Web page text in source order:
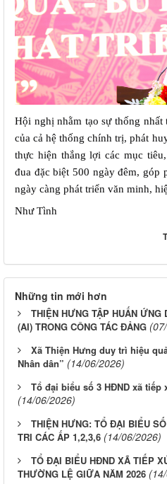
Hội nghị nhằm tạo sự thống
của cả hệ thống chính trị, phát
thực hiện thắng lợi các mục
đua đặc biệt 500 ngày đêm, góp
ngày càng phát triển văn minh,
Như Tình
Những tin mới hơn
THIỆN HƯNG TẬP HUẤN ỨNG
(AI) TRONG CÔNG TÁC ĐẢNG
Xã Thiện Hưng duy trì hiệu
Nhân dân” (14/06/2026)
Tổ đại biểu số 3 HĐND xã tiếp
(14/06/2026)
THIỆN HƯNG: TỔ ĐẠI BIỂU
TRI CÁC ẤP 1,2,3,6 (14/06/2026)
TỔ ĐẠI BIỂU HĐND XÃ TIẾP
THƯỜNG LỆ GIỮA NĂM 2026